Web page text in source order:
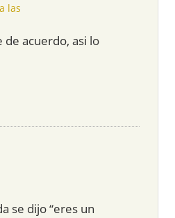
las
acuerdo, asi lo
se dijo “eres un